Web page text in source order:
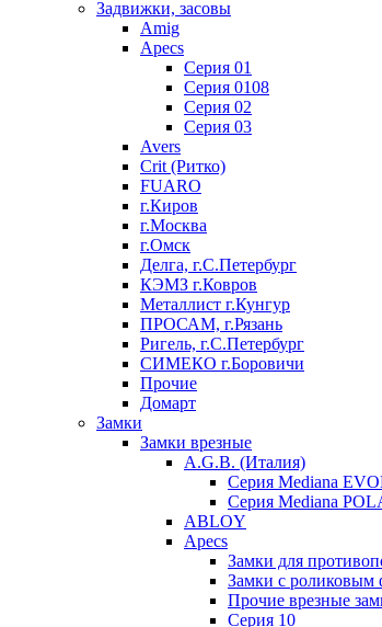
Задвижки, засовы
Amig
Apecs
Серия 01
Серия 0108
Серия 02
Серия 03
Avers
Crit (Ритко)
FUARO
г.Киров
г.Москва
г.Омск
Делга, г.С.Петербург
КЭМЗ г.Ковров
Металлист г.Кунгур
ПРОСАМ, г.Рязань
Ригель, г.С.Петербург
СИМЕКО г.Боровичи
Прочие
Домарт
Замки
Замки врезные
A.G.B. (Италия)
Серия Mediana
Серия Mediana
ABLOY
Apecs
Замки для
Замки с роликовым
Прочие врезные
Серия 10